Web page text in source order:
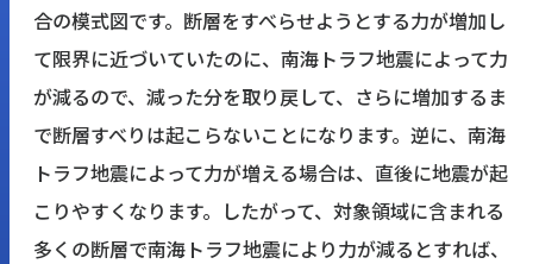
合の模式図です。断層をすべらせようとする力が増加し
て限界に近づいていたのに、南海トラフ地震によって力
が減るので、減った分を取り戻して、さらに増加するま
で断層すべりは起こらないことになります。逆に、南海
トラフ地震によって力が増える場合は、直後に地震が起
こりやすくなります。したがって、対象領域に含まれる
多くの断層で南海トラフ地震により力が減るとすれば、